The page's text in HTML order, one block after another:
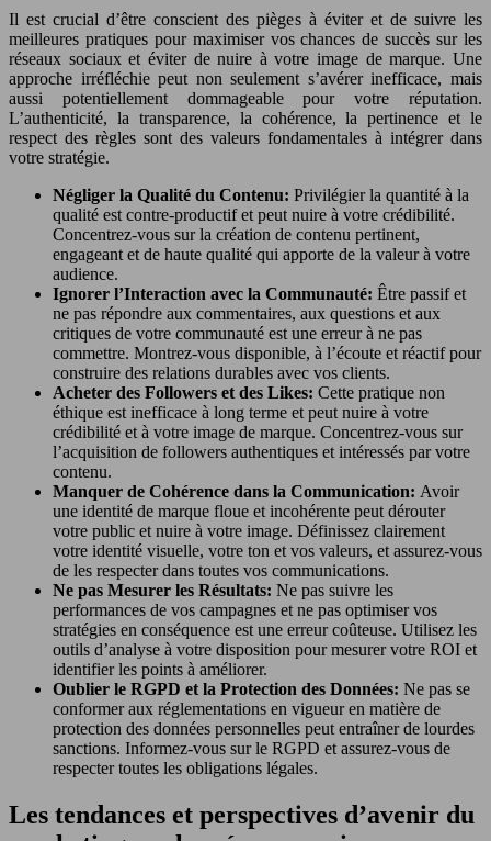
Il est crucial d’être conscient des pièges à éviter et de suivre les
meilleures pratiques pour maximiser vos chances de succès sur les
réseaux sociaux et éviter de nuire à votre image de marque. Une
approche irréfléchie peut non seulement s’avérer inefficace, mais
aussi potentiellement dommageable pour votre réputation.
L’authenticité, la transparence, la cohérence, la pertinence et le
respect des règles sont des valeurs fondamentales à intégrer dans
votre stratégie.
Négliger la Qualité du Contenu: Privilégier la quantité à la
qualité est contre-productif et peut nuire à votre crédibilité.
Concentrez-vous sur la création de contenu pertinent,
engageant et de haute qualité qui apporte de la valeur à votre
audience.
Ignorer l’Interaction avec la Communauté: Être passif et
ne pas répondre aux commentaires, aux questions et aux
critiques de votre communauté est une erreur à ne pas
commettre. Montrez-vous disponible, à l’écoute et réactif pour
construire des relations durables avec vos clients.
Acheter des Followers et des Likes: Cette pratique non
éthique est inefficace à long terme et peut nuire à votre
crédibilité et à votre image de marque. Concentrez-vous sur
l’acquisition de followers authentiques et intéressés par votre
contenu.
Manquer de Cohérence dans la Communication: Avoir
une identité de marque floue et incohérente peut dérouter
votre public et nuire à votre image. Définissez clairement
votre identité visuelle, votre ton et vos valeurs, et assurez-vous
de les respecter dans toutes vos communications.
Ne pas Mesurer les Résultats: Ne pas suivre les
performances de vos campagnes et ne pas optimiser vos
stratégies en conséquence est une erreur coûteuse. Utilisez les
outils d’analyse à votre disposition pour mesurer votre ROI et
identifier les points à améliorer.
Oublier le RGPD et la Protection des Données: Ne pas se
conformer aux réglementations en vigueur en matière de
protection des données personnelles peut entraîner de lourdes
sanctions. Informez-vous sur le RGPD et assurez-vous de
respecter toutes les obligations légales.
Les tendances et perspectives d’avenir du